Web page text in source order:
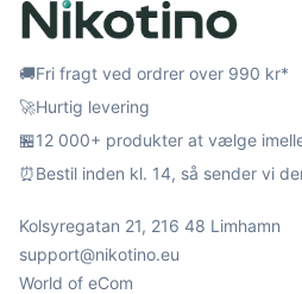
🚚Fri fragt ved ordrer over 990 kr*
🚀Hurtig levering
🏪12 000+ produkter at vælge
⏰Bestil inden kl. 14, så sender vi
Kolsyregatan 21, 216 48 Limhamn
support@nikotino.eu
World of eCom